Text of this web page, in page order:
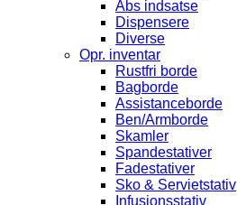
Abs indsatse
Dispensere
Diverse
Opr. inventar
Rustfri borde
Bagborde
Assistanceborde
Ben/Armborde
Skamler
Spandestativer
Fadestativer
Sko & Servietstativ
Infusionsstativ